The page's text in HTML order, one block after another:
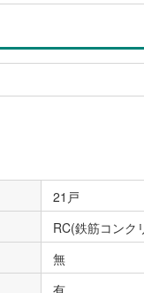
21戸
RC(鉄筋コンク
無
有